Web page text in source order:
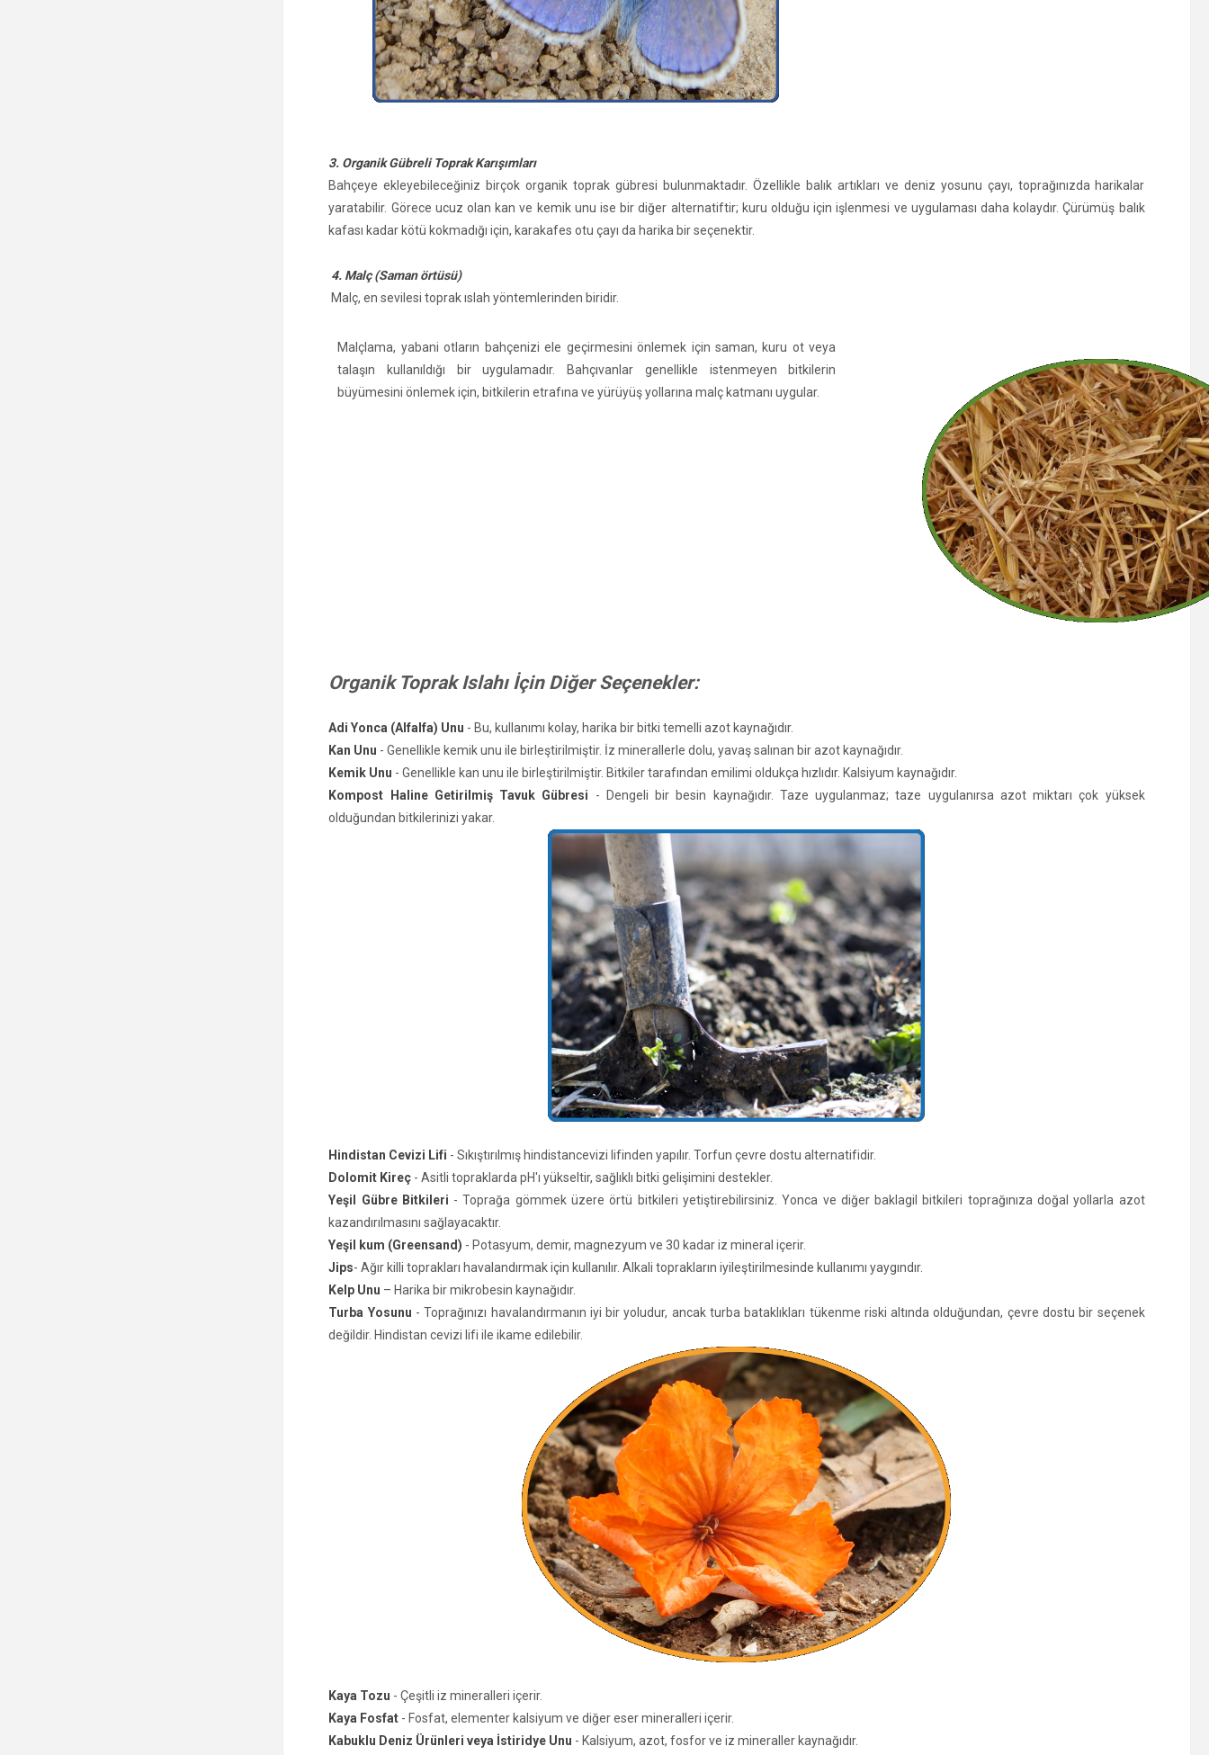
3. Organik Gübreli Toprak Karışımları
Bahçeye ekleyebileceğiniz birçok organik toprak gübresi bulunmaktadır. Özellikle balık artıkları ve deniz yosunu çayı, toprağınızda harikalar
yaratabilir. Görece ucuz olan kan ve kemik unu ise bir diğer alternatiftir; kuru olduğu için işlenmesi ve uygulaması daha kolaydır. Çürümüş balık
kafası kadar kötü kokmadığı için, karakafes otu çayı da harika bir seçenektir.
4. Malç (Saman örtüsü)
Malç, en sevilesi toprak ıslah yöntemlerinden biridir.
Malçlama, yabani otların bahçenizi ele geçirmesini önlemek için saman, kuru ot veya
talaşın kullanıldığı bir uygulamadır. Bahçıvanlar genellikle istenmeyen bitkilerin
büyümesini önlemek için, bitkilerin etrafına ve yürüyüş yollarına malç katmanı uygular.
Organik Toprak Islahı İçin Diğer Seçenekler:
Adi Yonca (Alfalfa) Unu - Bu, kullanımı kolay, harika bir bitki temelli azot kaynağıdır.
Kan Unu - Genellikle kemik unu ile birleştirilmiştir. İz minerallerle dolu, yavaş salınan bir azot kaynağıdır.
Kemik Unu - Genellikle kan unu ile birleştirilmiştir. Bitkiler tarafından emilimi oldukça hızlıdır. Kalsiyum kaynağıdır.
Kompost Haline Getirilmiş Tavuk Gübresi - Dengeli bir besin kaynağıdır. Taze uygulanmaz; taze uygulanırsa azot miktarı çok yüksek
olduğundan bitkilerinizi yakar.
Hindistan Cevizi Lifi - Sıkıştırılmış hindistancevizi lifinden yapılır. Torfun çevre dostu alternatifidir.
Dolomit Kireç - Asitli topraklarda pH'ı yükseltir, sağlıklı bitki gelişimini destekler.
Yeşil Gübre Bitkileri - Toprağa gömmek üzere örtü bitkileri yetiştirebilirsiniz. Yonca ve diğer baklagil bitkileri toprağınıza doğal yollarla azot
kazandırılmasını sağlayacaktır.
Yeşil kum (Greensand) - Potasyum, demir, magnezyum ve 30 kadar iz mineral içerir.
Jips- Ağır killi toprakları havalandırmak için kullanılır. Alkali toprakların iyileştirilmesinde kullanımı yaygındır.
Kelp Unu – Harika bir mikrobesin kaynağıdır.
Turba Yosunu - Toprağınızı havalandırmanın iyi bir yoludur, ancak turba bataklıkları tükenme riski altında olduğundan, çevre dostu bir seçenek
değildir. Hindistan cevizi lifi ile ikame edilebilir.
Kaya Tozu - Çeşitli iz mineralleri içerir.
Kaya Fosfat - Fosfat, elementer kalsiyum ve diğer eser mineralleri içerir.
Kabuklu Deniz Ürünleri veya İstiridye Unu - Kalsiyum, azot, fosfor ve iz mineraller kaynağıdır.